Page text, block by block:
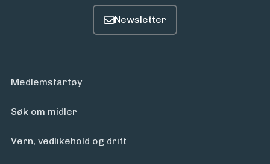
Medlemsfartøy
Søk om midler
Vern, vedlikehold og drift